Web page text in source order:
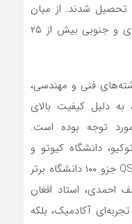
تحصیل شدند. از میان
آن‌ها، سهم دانشجویان آسیای مرکزی و جنوبی بیش از ۲۵
فنی و مهندسی،
به دلیل کیفیت بالای
توجه بوده است.
دانشگاه کیوتو و
دانشگاه اوساکا در رتبه‌بندی جهانی QS جزو ۱۰۰ دانشگاه برتر
احمدی، استاد افغان
آکادمیک، بلکه